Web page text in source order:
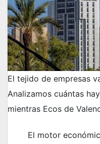
El tejido de empresas
Analizamos cuántas
mientras Ecos de
El motor